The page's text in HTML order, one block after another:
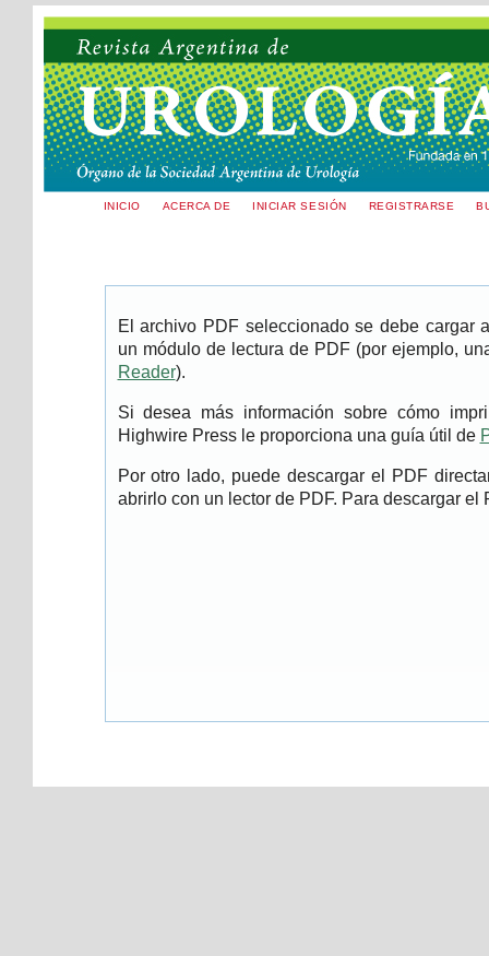
INICIO ACERCA DE INICIAR SESIÓN REGISTRARSE
El archivo PDF seleccionado se debe cargar
un módulo de lectura de PDF (por ejemplo,
Reader).
Si desea más información sobre cómo
Highwire Press le proporciona una guía útil de
Por otro lado, puede descargar el PDF
abrirlo con un lector de PDF. Para descargar el